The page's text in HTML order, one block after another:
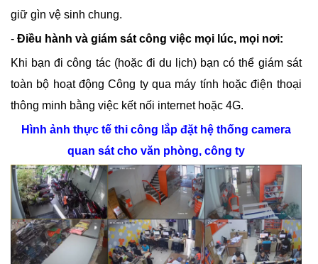
giữ gìn vệ sinh chung.
- Điều hành và giám sát công việc mọi lúc, mọi nơi:
Khi bạn đi công tác (hoặc đi du lịch) bạn có thể giám sát
toàn bộ hoạt động Công ty qua máy tính hoặc điện thoại
thông minh bằng việc kết nối internet hoặc 4G.
Hình ảnh thực tế thi công lắp đặt hệ thống camera
quan sát cho văn phòng, công ty